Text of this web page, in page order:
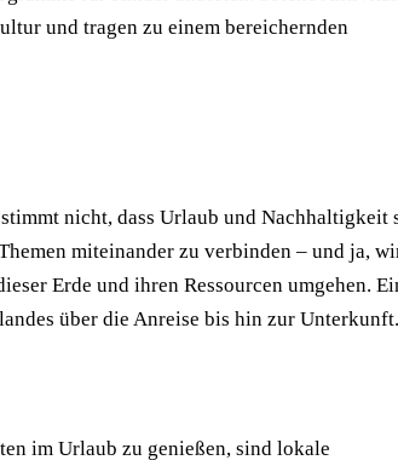
und tragen zu einem bereichernden
nicht, dass Urlaub und Nachhaltigkeit
miteinander zu verbinden – und ja,
Erde und ihren Ressourcen umgehen.
über die Anreise bis hin zur Unterkunft.
im Urlaub zu genießen, sind lokale